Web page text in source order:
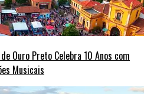
Ouro Preto Celebra 10 Anos com
Musicais